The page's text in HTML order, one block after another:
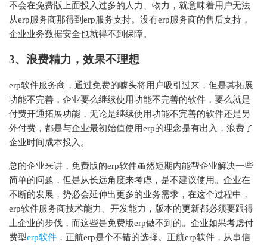
不会在免费版上面投入过多的人力、物力，就意味着用户无法
从erp服务商那得到erp服务支持。没有erp服务商的售后支持，
企业业务数据安全也就得不到保障。
3、浪费精力，效果不理想
erp软件服务商，通过免费的噱头将用户吸引过来，但是其拓展
功能不完善，企业要么继续使用功能不完善的软件，要么就是
付费开通拓展功能，无论是继续使用功能不完善的软件还是另
外付费，都是与企业最初始值使用erp的理念是有出入，浪费了
企业时间成本投入。
总的企业来讲，免费版的erp软件虽然短期内能帮企业解决一些
简单的问题，但是从长远角度来考虑，是不建议使用。企业在
不断的发展，势必会延伸出更多的业务需求，在这个过程中，
erp软件服务商技术能力、开发能力，版本的更新都必须要跟得
上企业的步伐，而这些是免费版erp做不到的。企业如果考虑付
费型erp软件 ，正航erp是个不错的选择。正航erp软件，从事信